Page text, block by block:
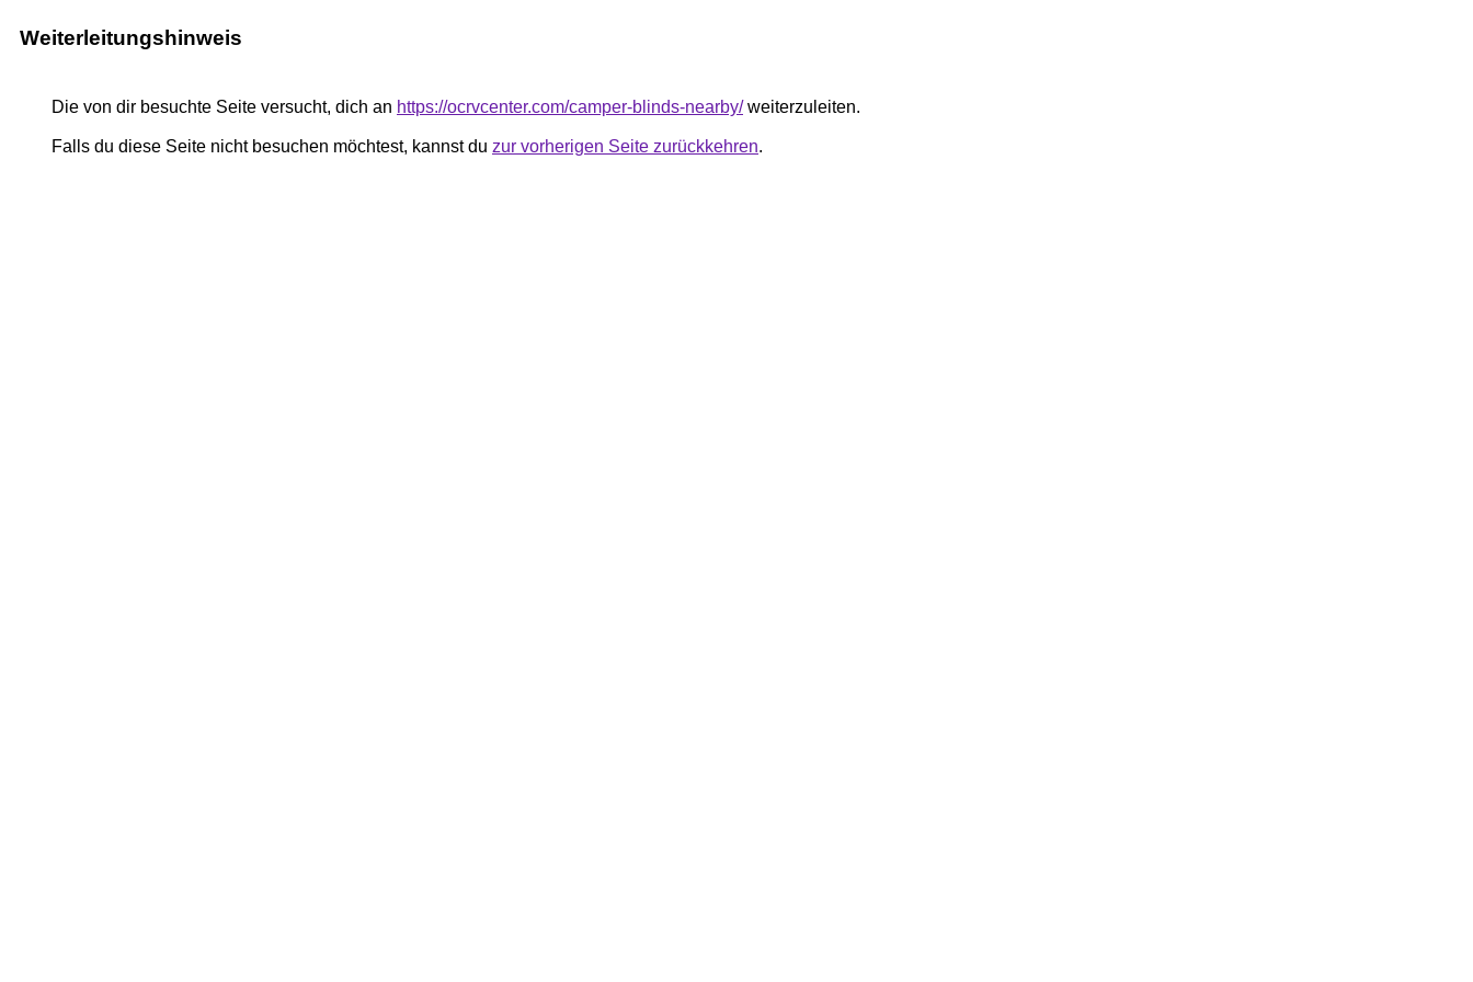
Weiterleitungshinweis
Die von dir besuchte Seite versucht, dich an https://ocrvcenter.com/camper-blinds-nearby/weiterzuleiten.
Falls du diese Seite nicht besuchen möchtest, kannst du zur vorherigen Seite zurückkehren.